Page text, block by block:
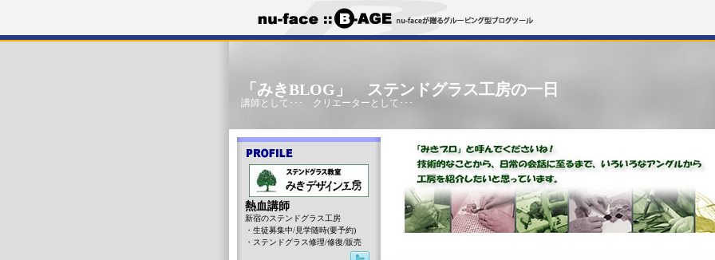
「みきBLOG」 ステンドグラス工房の一日
講師として･･･ クリエーターとして･･･
熱血講師
新宿のステンドグラス工房
・生徒募集中/見学随時(要予約)
・ステンドグラス修理/修復/販売